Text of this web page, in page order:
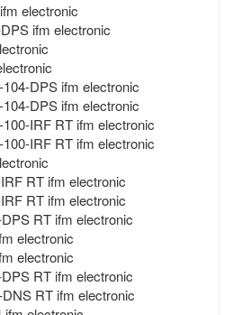
electronic
ifm electronic
DPS ifm electronic
DPS ifm electronic
IRF RT ifm electronic
IRF RT ifm electronic
RT ifm electronic
RT ifm electronic
RT ifm electronic
electronic
electronic
RT ifm electronic
RT ifm electronic